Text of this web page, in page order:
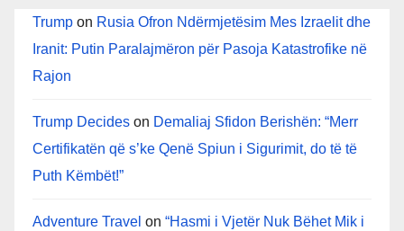
Trump on Rusia Ofron Ndërmjetësim Mes Izraelit dhe
Iranit: Putin Paralajmëron për Pasoja Katastrofike në
Rajon
Trump Decides on Demaliaj Sfidon Berishën: “Merr
Certifikatën që s’ke Qenë Spiun i Sigurimit, do të të
Puth Këmbët!”
Adventure Travel on “Hasmi i Vjetër Nuk Bëhet Mik i